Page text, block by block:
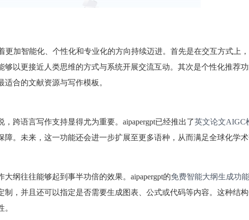
更加智能化、个性化和专业化的方向持续迈进。首先是在交互方式上
够以更接近人类思维的方式与系统开展交流互动。其次是个性化推荐
合的文献资源与写作模板。
跨语言写作支持显得尤为重要。aipapergpt已经推出了英文论文AIGC
。未来，这一功能还会进一步扩展至更多语种，从而满足全球化学术
纲往往能够起到事半功倍的效果。aipapergpt的免费智能大纲生成功能
，并且还可以指定是否需要生成图表、公式或代码等内容。这种结构